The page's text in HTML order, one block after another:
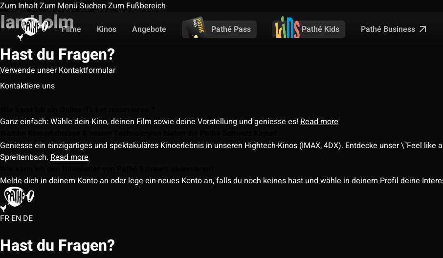
Zum InhaltZum Menü Suchen Zum Fußbereich
Filme
Kinos Angebote Pathé Pass Pathé Kids Pathé Business
Ian Holm
Hast du Fragen?
Verwende unser Kontaktformular
Kontaktiere uns
Ganz einfach: Wähle dein Kino, deinen Film sowie deine Vorstellung und geniesse es! Read more
Geniesse ein einzigartiges und spektakuläres Kinoerlebnis in unseren Hightech-Kinos (IMAX, 4DX). Entdecke unser \"Feel like
Spreitenbach. Read more
Melde dich in deinem Konto an oder lege ein neues Konto an, falls du noch keines hast und wähle in deinem Profil deine
FR EN DE
Hast du Fragen?